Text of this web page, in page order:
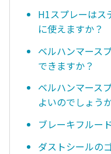
H1スプレーはス
に使えますか？
ベルハンマース
できますか？
ベルハンマース
よいのでしょう
ブレーキフルー
ダストシールの